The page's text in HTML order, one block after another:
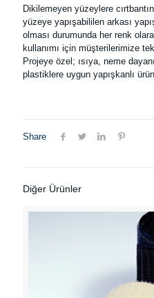
Dikilemeyen yüzeylere
yüzeye yapışabililen arkası
olması durumunda her renk
kullanımı için müşterilerimize
Projeye özel; ısıya, neme
plastiklere uygun yapışkanlı
Share
Diğer Ürünler